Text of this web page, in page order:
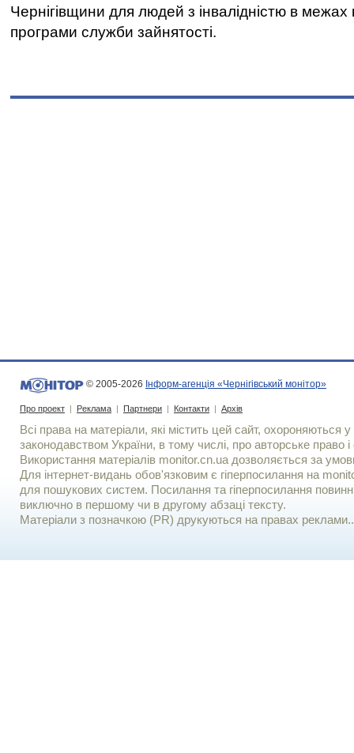
Чернігівщини для людей з інвалідністю в межах
програми служби зайнятості.
© 2005-2026 Інформ-агенція «Чернігівський монітор»
Про проект | Реклама | Партнери | Контакти | Архів
Всі права на матеріали, які містить цей сайт, охороняються у
законодавством України, в тому числі, про авторське право і
Використання матерiалiв monitor.cn.ua дозволяється за
Для iнтернет-видань обов'язковим є гiперпосилання на
для пошукових систем. Посилання та гіперпосилання
виключно в першому чи в другому абзаці тексту.
Матеріали з позначкою (PR) друкуються на правах реклами..